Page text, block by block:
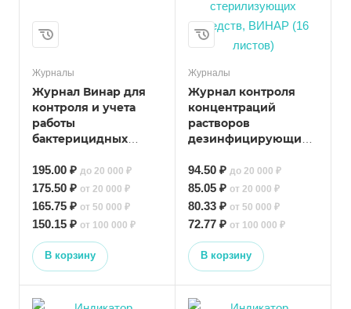
Журналы
Журнал Винар для
контроля и учета
работы
бактерицидных
195.00 ₽ до 20 000 ₽
175.50 ₽ от 20 000 ₽
165.75 ₽ от 50 000 ₽
150.15 ₽ от 100 000 ₽
В корзину
Журналы
Журнал контроля
концентраций
растворов
дезинфицирующих
средств, ВИНАР (16
листов)
94.50 ₽ до 20 000 ₽
85.05 ₽ от 20 000 ₽
80.33 ₽ от 50 000 ₽
72.77 ₽ от 100 000 ₽
В корзину